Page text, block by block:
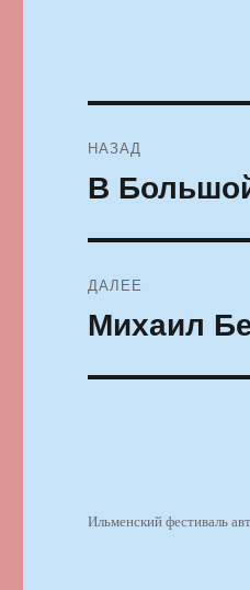
по
НАЗАД
Предыдущая
В
ДАЛЕЕ
Следующая
Михаил
Ильменский фестиваль